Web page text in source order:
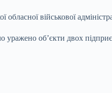
військової
уражено об’єкти двох